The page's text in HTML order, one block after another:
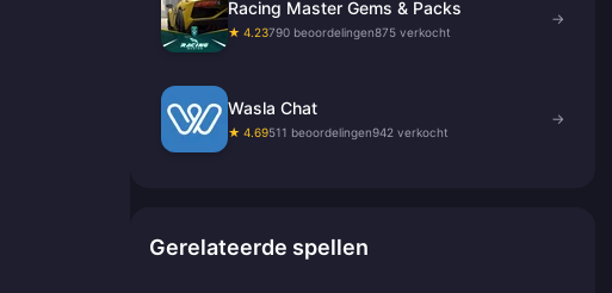
Racing Master Gems & Packs
★ 4.23790 beoordelingen875 verkocht
→
Wasla Chat
★ 4.69511 beoordelingen942 verkocht
→
Gerelateerde spellen